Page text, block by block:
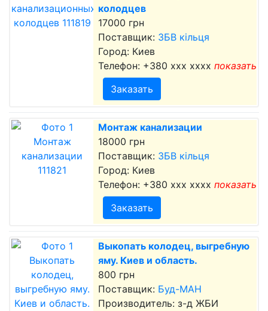
колодцев
17000 грн
Поставщик: ЗБВ кільця
Город: Киев
Телефон: +380 xxx xxxx показать
Заказать
Монтаж канализации
18000 грн
Поставщик: ЗБВ кільця
Город: Киев
Телефон: +380 xxx xxxx показать
Заказать
Выкопать колодец, выгребную
яму. Киев и область.
800 грн
Поставщик: Буд-МАН
Производитель: з-д ЖБИ